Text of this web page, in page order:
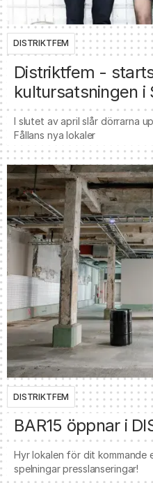
DISTRIKTFEM
Distriktfem -
kultursatsningen
I slutet av april slår dörrarna
Fållans nya lokaler
DISTRIKTFEM
BAR15 öppnar i
Hyr lokalen för dit kommande
spelningar presslanseringar!